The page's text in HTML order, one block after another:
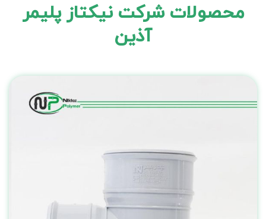
محصولات شرکت نیکتاز پلیمر
آذین